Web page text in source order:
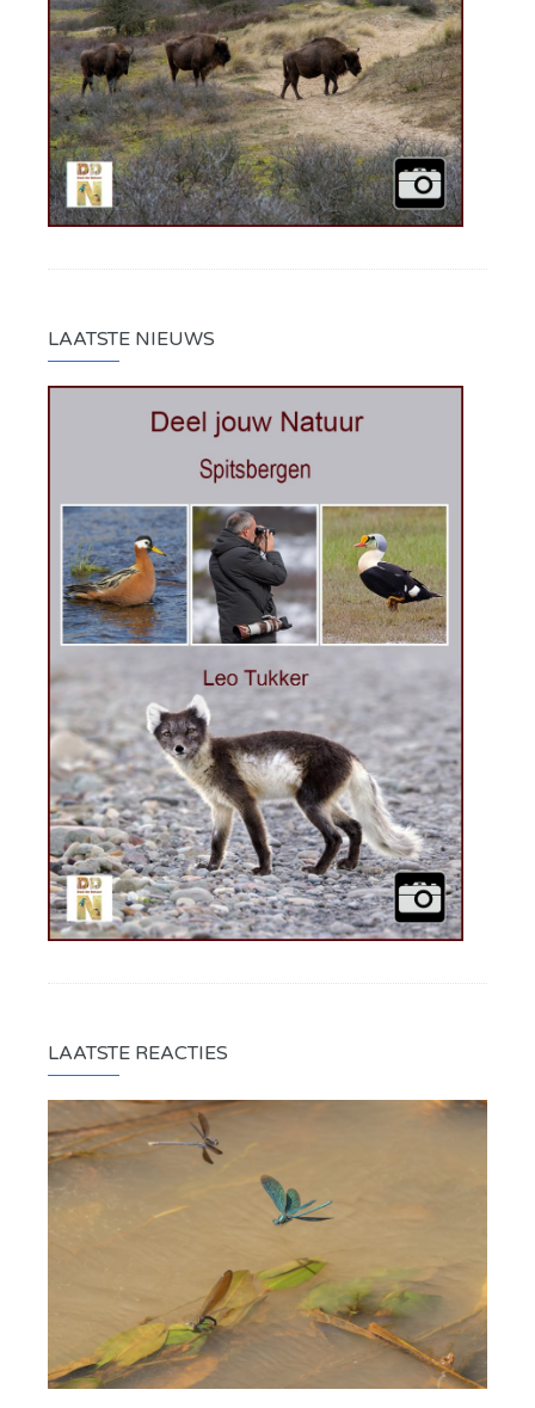
LAATSTE NIEUWS
LAATSTE REACTIES